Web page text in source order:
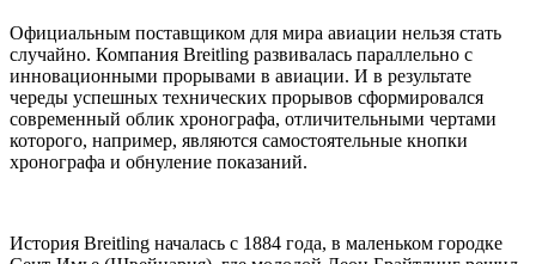
Официальным поставщиком для мира авиации нельзя стать
случайно. Компания Breitling развивалась параллельно с
инновационными прорывами в авиации. И в результате
череды успешных технических прорывов сформировался
современный облик хронографа, отличительными чертами
которого, например, являются самостоятельные кнопки
хронографа и обнуление показаний.
История Breitling началась с 1884 года, в маленьком городке